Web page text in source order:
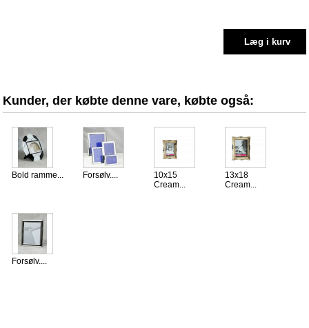
Kunder, der købte denne vare, købte også:
Bold ramme... Forsølv....
10x15
Cream...
13x18
Cream...
Forsølv....